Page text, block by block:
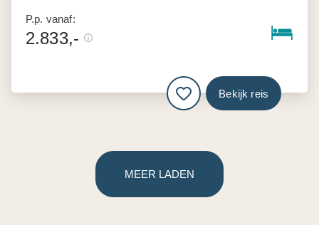
P.p. vanaf:
2.833,-
Bekijk reis
MEER LADEN